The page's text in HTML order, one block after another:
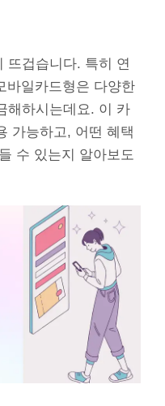
뜨겁습니다. 특히 연
바일카드형은 다양한
해하시는데요. 이 카
가능하고, 어떤 혜택
수 있는지 알아보도